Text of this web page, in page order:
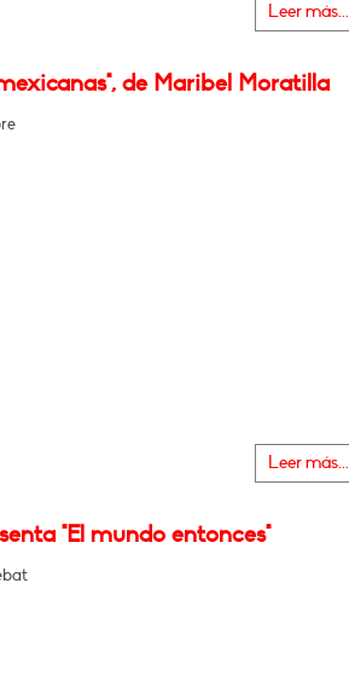
Leer más...
de Maribel Moratilla
Leer más...
"El mundo entonces"